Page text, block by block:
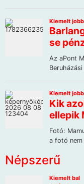
Népszerű